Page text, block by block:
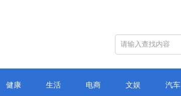
健康 生活 电商 文娱 汽车